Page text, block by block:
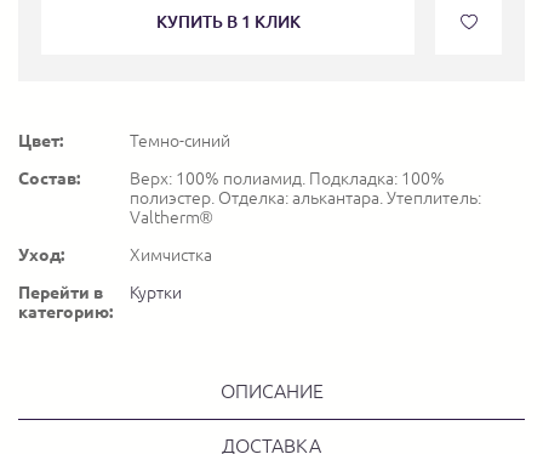
КУПИТЬ В 1 КЛИК
Цвет:
Темно-синий
Состав:
Верх: 100% полиамид. Подкладка: 100%
полиэстер. Отделка: алькантара. Утеплитель:
Valtherm®
Уход:
Химчистка
Перейти в
категорию:
Куртки
ОПИСАНИЕ
ДОСТАВКА